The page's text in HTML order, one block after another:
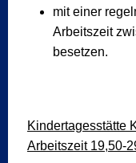
mit einer
Arbeitszeit
besetzen.
Kindertagesstätte
Arbeitszeit 19,50-